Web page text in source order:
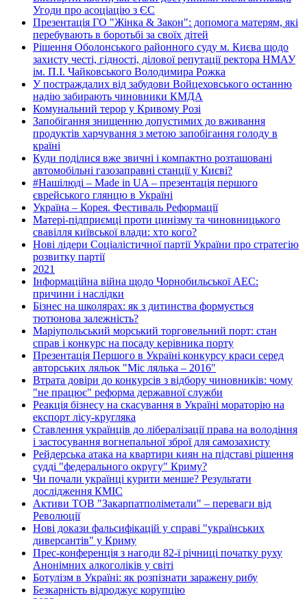
Угоди про асоціацію з ЄС
Презентація ГО "Жінка & Закон": допомога матерям, які
перебувають в боротьбі за своїх дітей
Рішення Оболонського районного суду м. Києва щодо
захисту честі, гідності, ділової репутації ректора НМАУ
ім. П.І. Чайковського Володимира Рожка
У постраждалих від забудови Войцеховського останню
надію забирають чиновники КМДА
Комунальний терор у Кривому Розі
Запобігання знищенню допустимих до вживання
продуктів харчування з метою запобігання голоду в
країні
Куди поділися вже звичні і компактно розташовані
автомобільні газозаправні станції у Києві?
#Нашілюді – Made in UA – презентація першого
єврейського глянцю в Україні
Україна – Корея. Фестиваль Реформації
Матері-підприємці проти цинізму та чиновницького
свавілля київської влади: хто кого?
Нові лідери Соціалістичної партії України про стратегію
розвитку партії
2021
Інформаційна війна щодо Чорнобильської АЕС:
причини і наслідки
Бізнес на школярах: як з дитинства формується
тютюнова залежність?
Маріупольський морський торговельний порт: стан
справ і конкурс на посаду керівника порту
Презентація Першого в Україні конкурсу краси серед
авторських ляльок "Міс лялька – 2016"
Втрата довіри до конкурсів з відбору чиновників: чому
"не працює" реформа державної служби
Реакція бізнесу на скасування в Україні мораторію на
експорт лісу-кругляка
Ставлення українців до лібералізації права на володіння
і застосування вогнепальної зброї для самозахисту
Рейдерська атака на квартири киян на підставі рішення
судді "федерального округу" Криму?
Чи почали українці курити менше? Результати
дослідження КМІС
Активи ТОВ "Закарпатполіметали" – переваги від
Революції
Нові докази фальсифікацій у справі "українських
диверсантів" у Криму
Прес-конференція з нагоди 82-ї річниці початку руху
Анонімних алкоголіків у світі
Ботулізм в Україні: як розпізнати заражену рибу
Безкарність відроджує корупцію